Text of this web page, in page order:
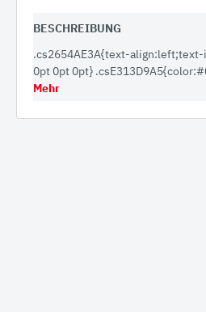
BESCHREIBUNG
.cs2654AE3A{text-
0pt 0pt 0pt}
Mehr